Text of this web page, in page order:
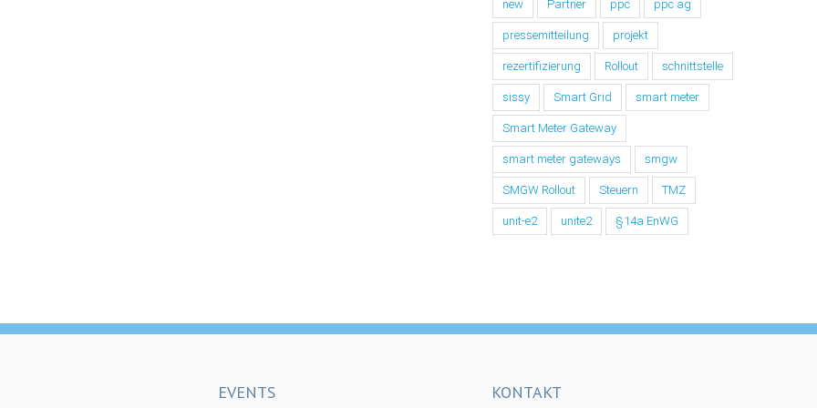
new Partner ppc ppc ag
pressemitteilung projekt
rezertifizierung Rollout schnittstelle
sissy Smart Grid smart meter
Smart Meter Gateway
smart meter gateways smgw
SMGW Rollout Steuern TMZ
unit-e2 unite2 §14a EnWG
EVENTS KONTAKT